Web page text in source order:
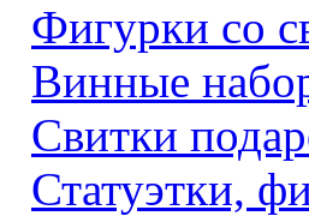
Фигурки со
Винные
Свитки
Статуэтки,